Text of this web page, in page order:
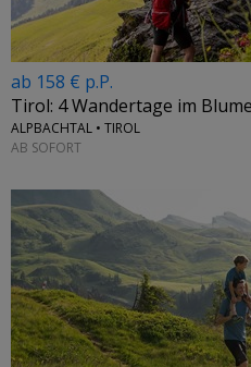
ab 158 € p.P.
Tirol: 4 Wandertage im
ALPBACHTAL • TIROL
AB SOFORT
←